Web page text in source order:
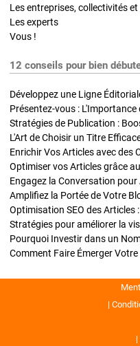
Les entreprises, collectivités
Les experts
Vous !
12 conseils pour bien
Développez une Ligne
Présentez-vous :
L'Art de Choisir un Titre
Optimiser vos Articles grâce
Engagez la Conversation
Amplifiez la Portée de Votre